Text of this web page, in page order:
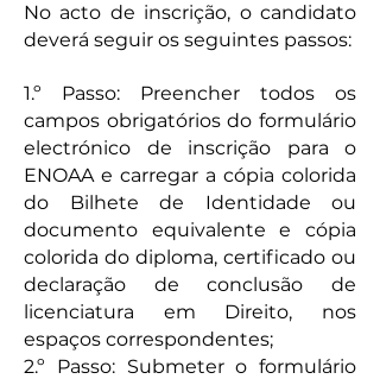
No acto de inscrição, o candidato
deverá seguir os seguintes passos:
1.º Passo: Preencher todos os
campos obrigatórios do formulário
electrónico de inscrição para o
ENOAA e carregar a cópia colorida
do Bilhete de Identidade ou
documento equivalente e cópia
colorida do diploma, certificado ou
declaração de conclusão de
licenciatura em Direito, nos
espaços correspondentes;
2.º Passo: Submeter o formulário